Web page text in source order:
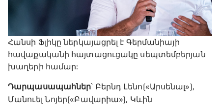
Հանսի Ֆլիկը ներկայացրել է Գերմանիայի
հավաքականի հայտացուցակը սեպտեմբերյան
խաղերի համար:
Դարպասապահներ՝ Բերնդ Լենո(«Արսենալ»),
Մանուել Նոյեր(«Բավարիա»), Կևին